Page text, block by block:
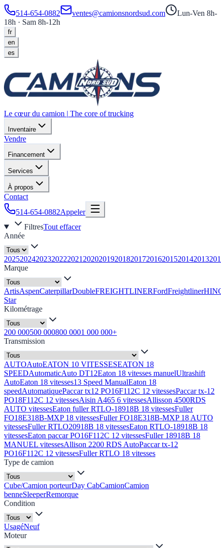
514-654-0882 ventes@camionsnordsud.com
Lun-Ven 8h-
18h · Sam 8h-12h
fr
en
es
Le cœur du camion | The core of trucking
Inventaire
Vendre
Financement
Services
À propos
Contact
514-654-0882Appeler
FiltresTout effacer
Année
20252024202320222021 20202019201820172016201520142013
Marque
ArtisAspenCaterpillarDoubleFREIGHTLINERFordFreightliner
Star
Kilométrage
200 000500 000800 0001 000 000+
Transmission
AUTOAutoEATON 10 VITESSESEATON 18
SPEEDAutomaticAuto DT12Eaton 18 vitesses manuelUltrashift
AutoEaton 18 vitesses13 Speed ManualEaton 18
speedAutomatiquePaccar tx12 PO16F112C 12 vitessesPaccar tx-12
PO18F112C 12 vitessesAisin A465 6 vitessesAllisson 4500RDS
AUTO vitessesEaton fuller RTLO-18918B 18 vitessesFuller
FO18E318B-MXP 18 vitessesFuller FO18E318B-MXP 18 AUTO
vitessesFuller RTLO20918B 18 vitessesEaton RTLO-18918B 18
vitessesEaton paccar PO16F112C 12 vitessesFuller 18918B 18
MANUEL vitessesAllison 2200 RDS AutoPaccar tx-12
PO16F112C 12 vitessesFuller RTLO 18 vitesses
Type de camion
Cube/Camion porteurDay CabCamionCamion
benneSleeperRemorque
Condition
UsagéNeuf
Moteur